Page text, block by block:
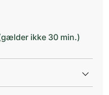
ikke 30 min.)